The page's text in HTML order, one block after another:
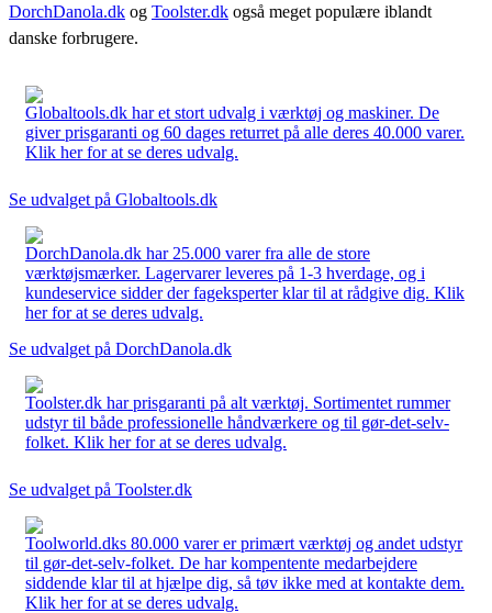
DorchDanola.dk og Toolster.dk også meget populære iblandt
danske forbrugere.
Globaltools.dk har et stort udvalg i værktøj og maskiner. De
giver prisgaranti og 60 dages returret på alle deres 40.000 varer.
Klik her for at se deres udvalg.
Se udvalget på Globaltools.dk
DorchDanola.dk har 25.000 varer fra alle de store
værktøjsmærker. Lagervarer leveres på 1-3 hverdage, og i
kundeservice sidder der fageksperter klar til at rådgive dig. Klik
her for at se deres udvalg.
Se udvalget på DorchDanola.dk
Toolster.dk har prisgaranti på alt værktøj. Sortimentet rummer
udstyr til både professionelle håndværkere og til gør-det-selv-
folket. Klik her for at se deres udvalg.
Se udvalget på Toolster.dk
Toolworld.dks 80.000 varer er primært værktøj og andet udstyr
til gør-det-selv-folket. De har kompentente medarbejdere
siddende klar til at hjælpe dig, så tøv ikke med at kontakte dem.
Klik her for at se deres udvalg.